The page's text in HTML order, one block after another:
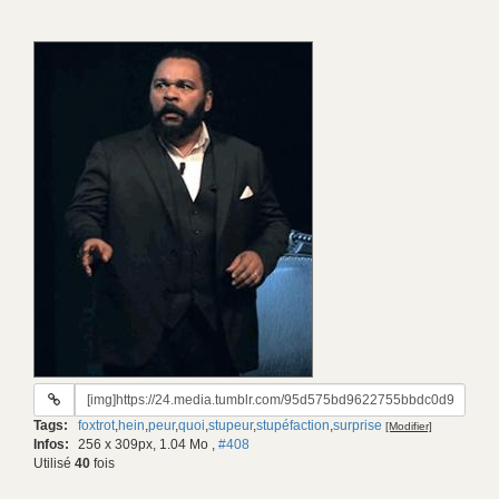
URL
gif:
Tags: foxtrot,hein,peur,quoi,stupeur,stupéfaction,surprise [Modifier]
Infos: 256 x 309px, 1.04 Mo , #408
Utilisé 40 fois